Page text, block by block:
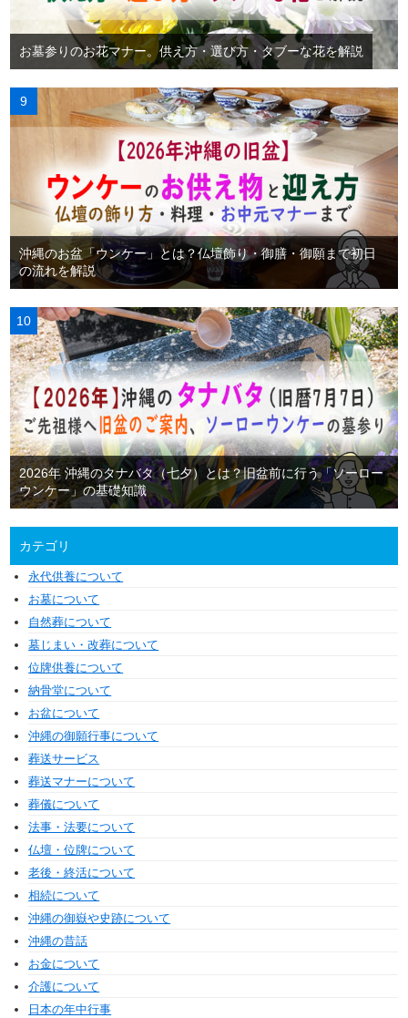
お墓参りのお花マナー。供え方・選び方・タブーな花を解説
沖縄のお盆「ウンケー」とは？仏壇飾り・御膳・御願まで初日
の流れを解説
2026年 沖縄のタナバタ（七夕）とは？旧盆前に行う「ソーロー
ウンケー」の基礎知識
カテゴリ
永代供養について
お墓について
自然葬について
墓じまい・改葬について
位牌供養について
納骨堂について
お盆について
沖縄の御願行事について
葬送サービス
葬送マナーについて
葬儀について
法事・法要について
仏壇・位牌について
老後・終活について
相続について
沖縄の御嶽や史跡について
沖縄の昔話
お金について
介護について
日本の年中行事